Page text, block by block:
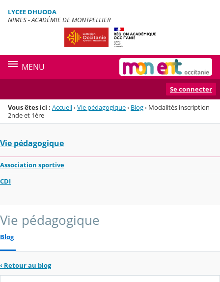
Menu de la rubrique
Contenu
LYCEE DHUODA
NIMES - ACADÉMIE DE MONTPELLIER
MENU
Se connecter
Vous êtes ici : Accueil›Vie pédagogique› Blog› Modalités inscription
2nde et 1ère
Vie pédagogique
Association sportive
CDI
Vie pédagogique
Blog
‹ Retour au blog